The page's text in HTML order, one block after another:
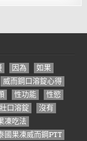
因為
如果
威而鋼口溶錠心得
性功能
性慾
口溶錠
沒有
凍吃法
國果凍威而鋼PTT